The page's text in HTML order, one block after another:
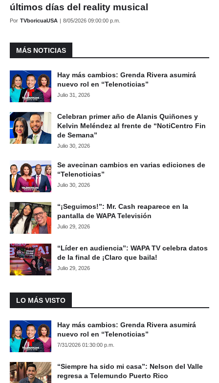
últimos días del reality musical
Por TVboricuaUSA | 8/05/2026 09:00:00 p.m.
MÁS NOTICIAS
Hay más cambios: Grenda Rivera asumirá
nuevo rol en “Telenoticias”
Julio 31, 2026
Celebran primer año de Alanis Quiñones y
Kelvin Meléndez al frente de “NotiCentro Fin
de Semana”
Julio 30, 2026
Se avecinan cambios en varias ediciones de
“Telenoticias”
Julio 30, 2026
“¡Seguimos!”: Mr. Cash reaparece en la
pantalla de WAPA Televisión
Julio 29, 2026
“Líder en audiencia”: WAPA TV celebra datos
de la final de ¡Claro que baila!
Julio 29, 2026
LO MÁS VISTO
Hay más cambios: Grenda Rivera asumirá
nuevo rol en “Telenoticias”
7/31/2026 01:30:00 p.m.
“Siempre ha sido mi casa”: Nelson del Valle
regresa a Telemundo Puerto Rico